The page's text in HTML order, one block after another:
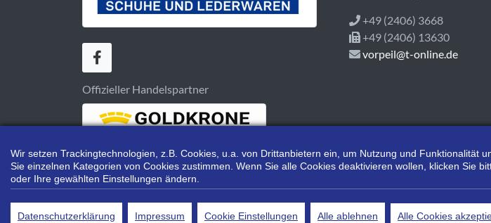
Offizieller Handelspartner
+49 (2406) 3668
+49 (2406) 13630
vorpeil@t-online.de
Bei Preisen, die mit "UVP" gekennzeichnet sind, handelt es sich um
Wir setzen Trackingtechnologien, z.B. Cookies, u.a. von Drittanbietern ein, um Nutzung und
Sie einzelnen Kategorien von Cookies zustimmen. Wenn Sie alle Cookies deaktivieren wollen, klicken Sie
oder Ihre gewählten Einstellungen ändern.
Datenschutzerklärung Impressum Cookie Einstellungen Alle ablehnen Alle Cookies